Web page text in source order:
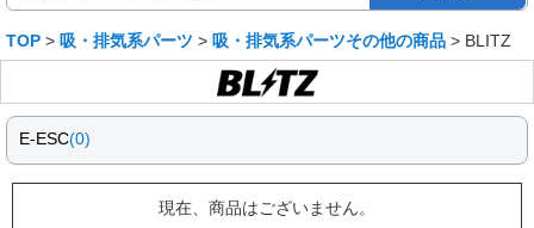
TOP > 吸・排気系パーツ > 吸・排気系パーツその他の商品 > BLITZ
E-ESC(0)
現在、商品はございません。